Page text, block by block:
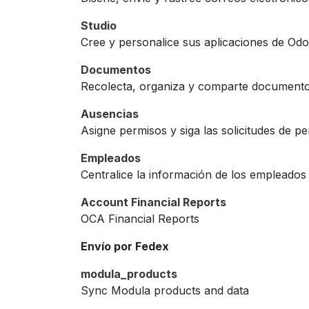
Studio
Cree y personalice sus aplicaciones de
Documentos
Recolecta, organiza y comparte
Ausencias
Asigne permisos y siga las solicitudes de
Empleados
Centralice la información de los empleados
Account Financial Reports
OCA Financial Reports
Envío por Fedex
modula_products
Sync Modula products and data